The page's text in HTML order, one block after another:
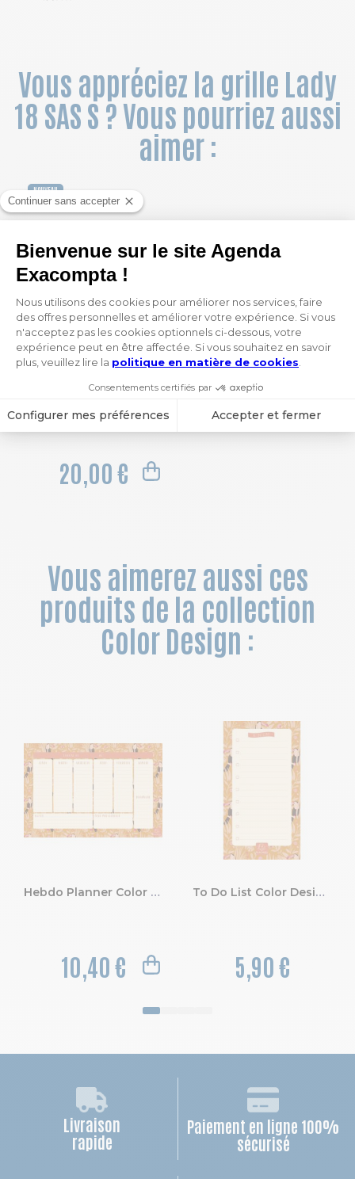
Vous appréciez la grille Lady
18 SAS S ? Vous pourriez aussi
aimer :
20,00 €
NOUVEAU
Vous aimerez aussi ces
produits de la collection
Color Design :
Hebdo Planner Color Design Toucan 26.5 x 18 cm.
10,40 €
To Do List Color Design 10 x 18 cm.
5,90 €
Livraison
rapide
Paiement en ligne 100%
sécurisé